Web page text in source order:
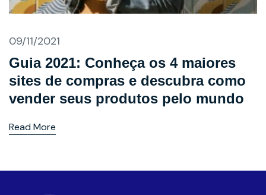
09/11/2021
Guia 2021: Conheça os 4 maiores
sites de compras e descubra como
vender seus produtos pelo mundo
Read More